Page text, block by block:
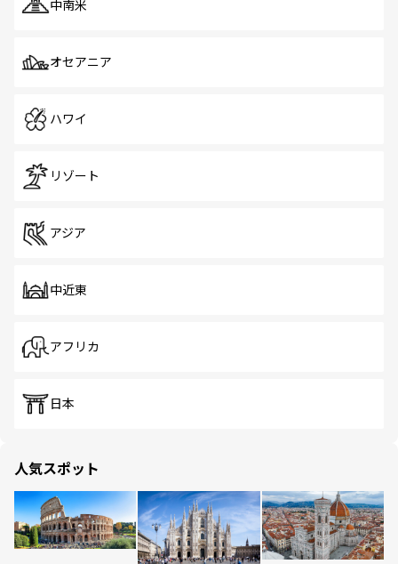
中南米
オセアニア
ハワイ
リゾート
アジア
中近東
アフリカ
日本
人気スポット